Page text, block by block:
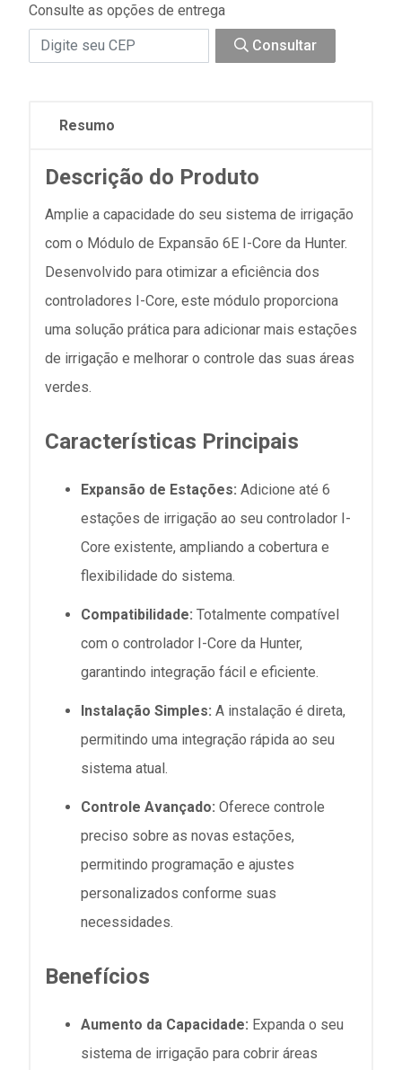
Consulte as opções de entrega
Consultar
Resumo
Descrição do Produto
Amplie a capacidade do seu sistema de irrigação
com o Módulo de Expansão 6E I-Core da Hunter.
Desenvolvido para otimizar a eficiência dos
controladores I-Core, este módulo proporciona
uma solução prática para adicionar mais estações
de irrigação e melhorar o controle das suas áreas
verdes.
Características Principais
Expansão de Estações: Adicione até 6
estações de irrigação ao seu controlador I-
Core existente, ampliando a cobertura e
flexibilidade do sistema.
Compatibilidade: Totalmente compatível
com o controlador I-Core da Hunter,
garantindo integração fácil e eficiente.
Instalação Simples: A instalação é direta,
permitindo uma integração rápida ao seu
sistema atual.
Controle Avançado: Oferece controle
preciso sobre as novas estações,
permitindo programação e ajustes
personalizados conforme suas
necessidades.
Benefícios
Aumento da Capacidade: Expanda o seu
sistema de irrigação para cobrir áreas